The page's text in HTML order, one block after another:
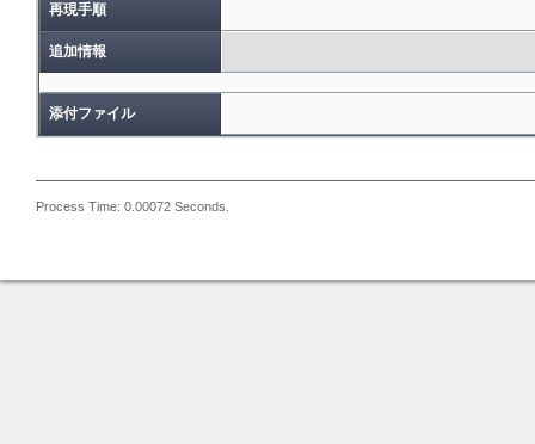
再現手順
追加情報
添付ファイル
Process Time: 0.00072 Seconds.